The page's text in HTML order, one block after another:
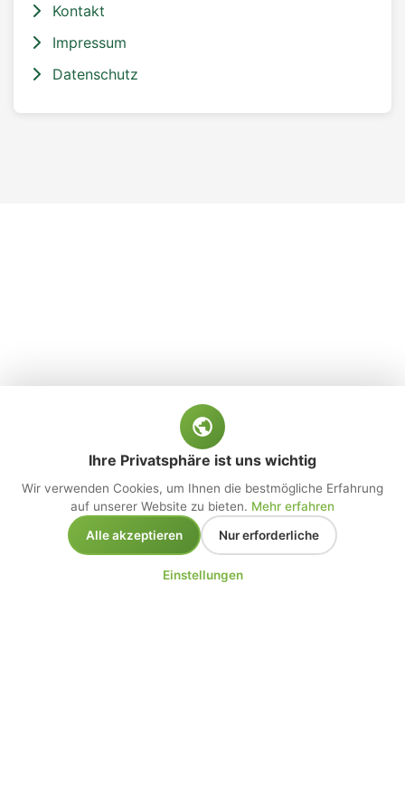
Kontakt
Impressum
Datenschutz
Ihre Privatsphäre ist uns wichtig
Wir verwenden Cookies, um Ihnen die bestmögliche Erfahrung
auf unserer Website zu bieten. Mehr erfahren
Alle akzeptieren
Nur erforderliche
Einstellungen